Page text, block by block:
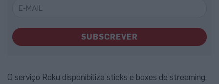
SUBSCREVER
O serviço Roku disponibiliza sticks e boxes de streaming,